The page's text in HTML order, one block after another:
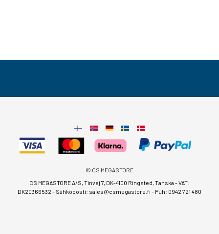
© CS MEGASTORE
CS MEGASTORE A/S, Tinvej 7, DK-4100 Ringsted, Tanska - VAT:
DK20366532 - Sähköposti: sales@csmegastore.fi- Puh: 0942 721 480